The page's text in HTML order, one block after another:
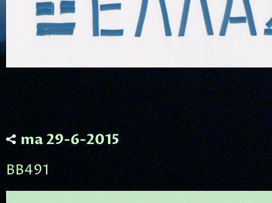
ma 29-6-2015
BB491